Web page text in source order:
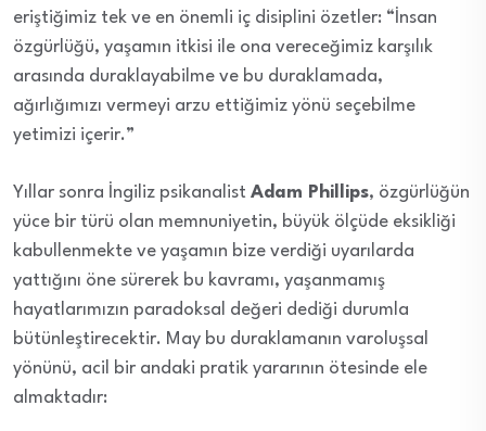
eriştiğimiz tek ve en önemli iç disiplini özetler: “İnsan
özgürlüğü, yaşamın itkisi ile ona vereceğimiz karşılık
arasında duraklayabilme ve bu duraklamada,
ağırlığımızı vermeyi arzu ettiğimiz yönü seçebilme
yetimizi içerir.”
Yıllar sonra İngiliz psikanalist Adam Phillips, özgürlüğün
yüce bir türü olan memnuniyetin, büyük ölçüde eksikliği
kabullenmekte ve yaşamın bize verdiği uyarılarda
yattığını öne sürerek bu kavramı, yaşanmamış
hayatlarımızın paradoksal değeri dediği durumla
bütünleştirecektir. May bu duraklamanın varoluşsal
yönünü, acil bir andaki pratik yararının ötesinde ele
almaktadır: